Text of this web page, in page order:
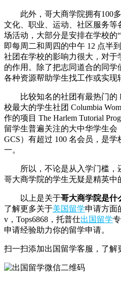
此外，哥大商学院拥有100多
文化、职业、运动、社区服务等
场活动，大部分是安排在学校的“
即每周二和周四的中午 12 点半
社团在学校的影响力很大，对
的作用。除了把志同道合的同
各种资源帮助学生找工作或实现
比较知名的社团有最热门的
校最大的学生社团 Columbia
作的项目 The Harlem Tutorial
留学生普遍关注的大中华学生会
GCS）有超过 100 名会员，是
一。
所以，不论是从入学门槛，
哥大商学院的学生无疑是精英中
以上是关于哥大商学院是什
了解更多关于美国留学申请方面
v，Tops6868，托普仕出国留学
申请经验助力你的留学申请。
扫一扫添加出国留学客服，了解